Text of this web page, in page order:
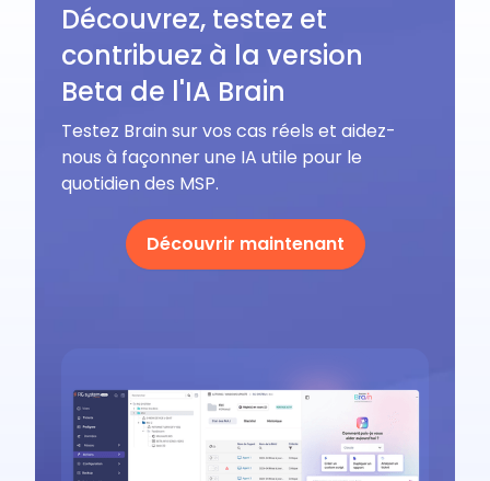
Découvrez, testez et
contribuez à la version
Beta de l'IA Brain
Testez Brain sur vos cas réels et aidez-
nous à façonner une IA utile pour le
quotidien des MSP.
Découvrir maintenant